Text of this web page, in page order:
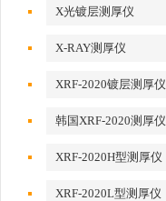
X光镀层测厚仪
X-RAY测厚仪
XRF-2020镀层测厚仪
韩国XRF-2020测厚仪
XRF-2020H型测厚仪
XRF-2020L型测厚仪